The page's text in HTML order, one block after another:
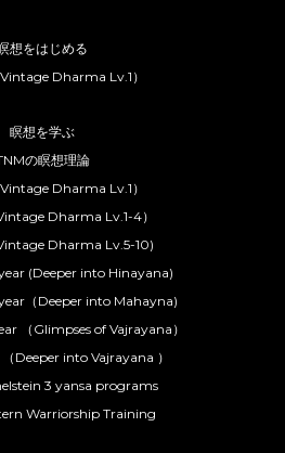
想をはじめる
Dharma Lv.1）
瞑想を学ぶ
の瞑想理論
Dharma Lv.1）
Dharma Lv.1-4）
Dharma Lv.5-10)
(Deeper into Hinayana)
（Deeper into Mahayna)
（Glimpses of Vajrayana）
Deeper into Vajrayana ）
3 yansa programs
Warriorship Training